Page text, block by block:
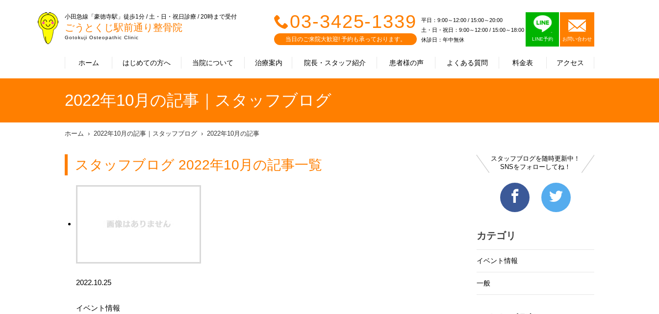
小田急線「豪徳寺駅」徒歩1分 / 土・日・祝日診療 / 20時まで受付
ごうとくじ駅前通り整骨院
Gotokuji Osteopathic Clinic
ホーム はじめての方へ 当院について 治療案内 院長・スタッフ紹介 患者様の声 よくある質問 料金表 アクセス
03-3425-1339
当日のご来院大歓迎! 予約も承っております。
平日：9:00～12:00 / 15:00～20:00
土・日・祝日：9:00～12:00 / 15:00～18:00
休診日：年中無休
LINE予約 お問い合わせ
2022年10月の記事｜スタッフブログ
ホーム 2022年10月の記事｜スタッフブログ 2022年10月の記事
スタッフブログ 2022年10月の記事一覧
2022.10.25
イベント情報
スタッフブログを随時更新中！
SNSをフォローしてね！
カテゴリ
イベント情報
一般